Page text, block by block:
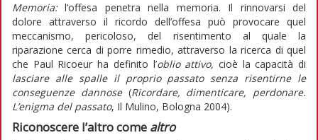
Memoria:l’offesa penetra nella memoria. Il rinnovarsi del
dolore attraverso il ricordo dell’offesa può provocare quel
meccanismo, pericoloso, del risentimento al quale la
riparazione cerca di porre rimedio, attraverso la ricerca di quel
che Paul Ricoeur ha definito l’oblio attivo, cioè la capacità di
lasciare alle spalle il proprio passato senza risentirne le
conseguenze dannose(Ricordare, dimenticare, perdonare.
L’enigma del passato, Il Mulino, Bologna 2004).
Riconoscere l’altro come altro